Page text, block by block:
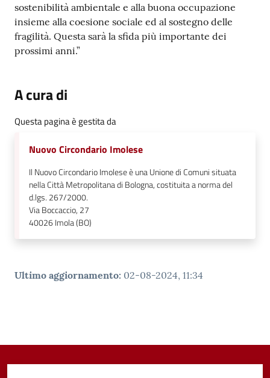
sostenibilità ambientale e alla buona occupazione
insieme alla coesione sociale ed al sostegno delle
fragilità. Questa sarà la sfida più importante dei
prossimi anni.”
A cura di
Questa pagina è gestita da
Nuovo Circondario Imolese
Il Nuovo Circondario Imolese è una Unione di Comuni situata
nella Città Metropolitana di Bologna, costituita a norma del
d.lgs. 267/2000.
Via Boccaccio, 27
40026Imola (BO)
Ultimo aggiornamento: 02-08-2024, 11:34